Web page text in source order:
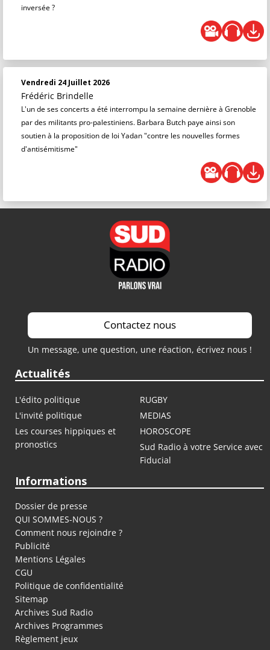
inversée ?
Vendredi 24 Juillet 2026
Frédéric Brindelle
L'un de ses concerts a été interrompu la semaine dernière à Grenoble
par des militants pro-palestiniens. Barbara Butch paye ainsi son
soutien à la proposition de loi Yadan "contre les nouvelles formes
d'antisémitisme"
Contactez nous
Un message, une question, une réaction, écrivez nous !
Actualités
L'édito politique
RUGBY
L'invité politique
MEDIAS
Les courses hippiques et
pronostics
HOROSCOPE
Sud Radio à votre Service avec
Fiducial
Informations
Dossier de presse
QUI SOMMES-NOUS ?
Comment nous rejoindre ?
Publicité
Mentions Légales
CGU
Politique de confidentialité
Sitemap
Archives Sud Radio
Archives Programmes
Règlement jeux